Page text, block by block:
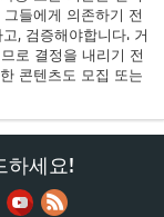
들에게 의존하기 전
, 검증해야합니다. 거
로 결정을 내리기 전
콘텐츠도 모집 또는
하세요!